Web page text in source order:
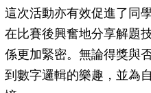
這次活動亦有效促進了同
在比賽後興奮地分享解題
係更加緊密。無論得獎與
到數字邏輯的樂趣，並為